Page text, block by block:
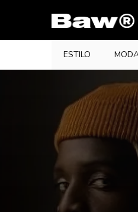
o
ESTILO